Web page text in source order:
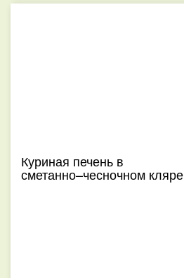
Куриная печень в
сметанно–чесночном кляре